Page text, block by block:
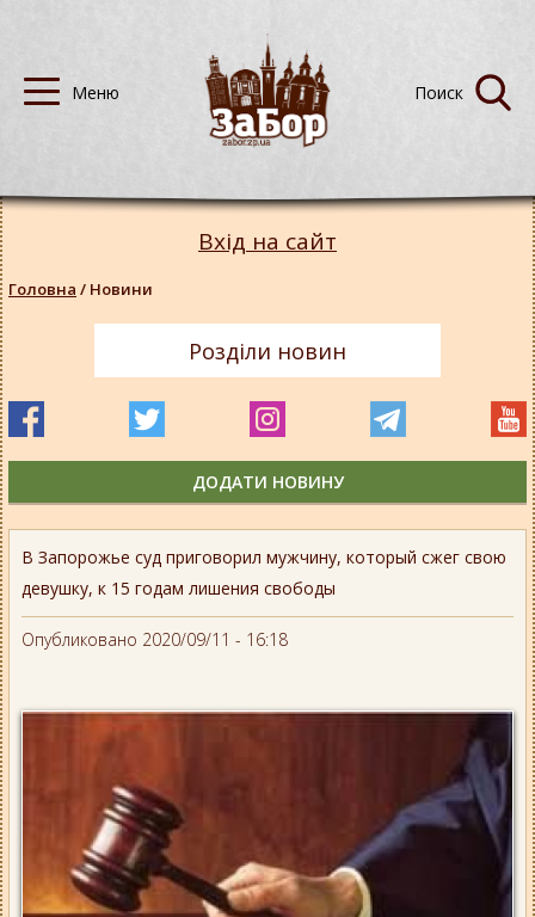
В Запорожье суд приговорил мужчину, который сжег свою
девушку, к 15 годам лишения свободы
Опубликовано 2020/09/11 - 16:18
Вхід на сайт
Головна / Новини
Розділи новин
ДОДАТИ НОВИНУ